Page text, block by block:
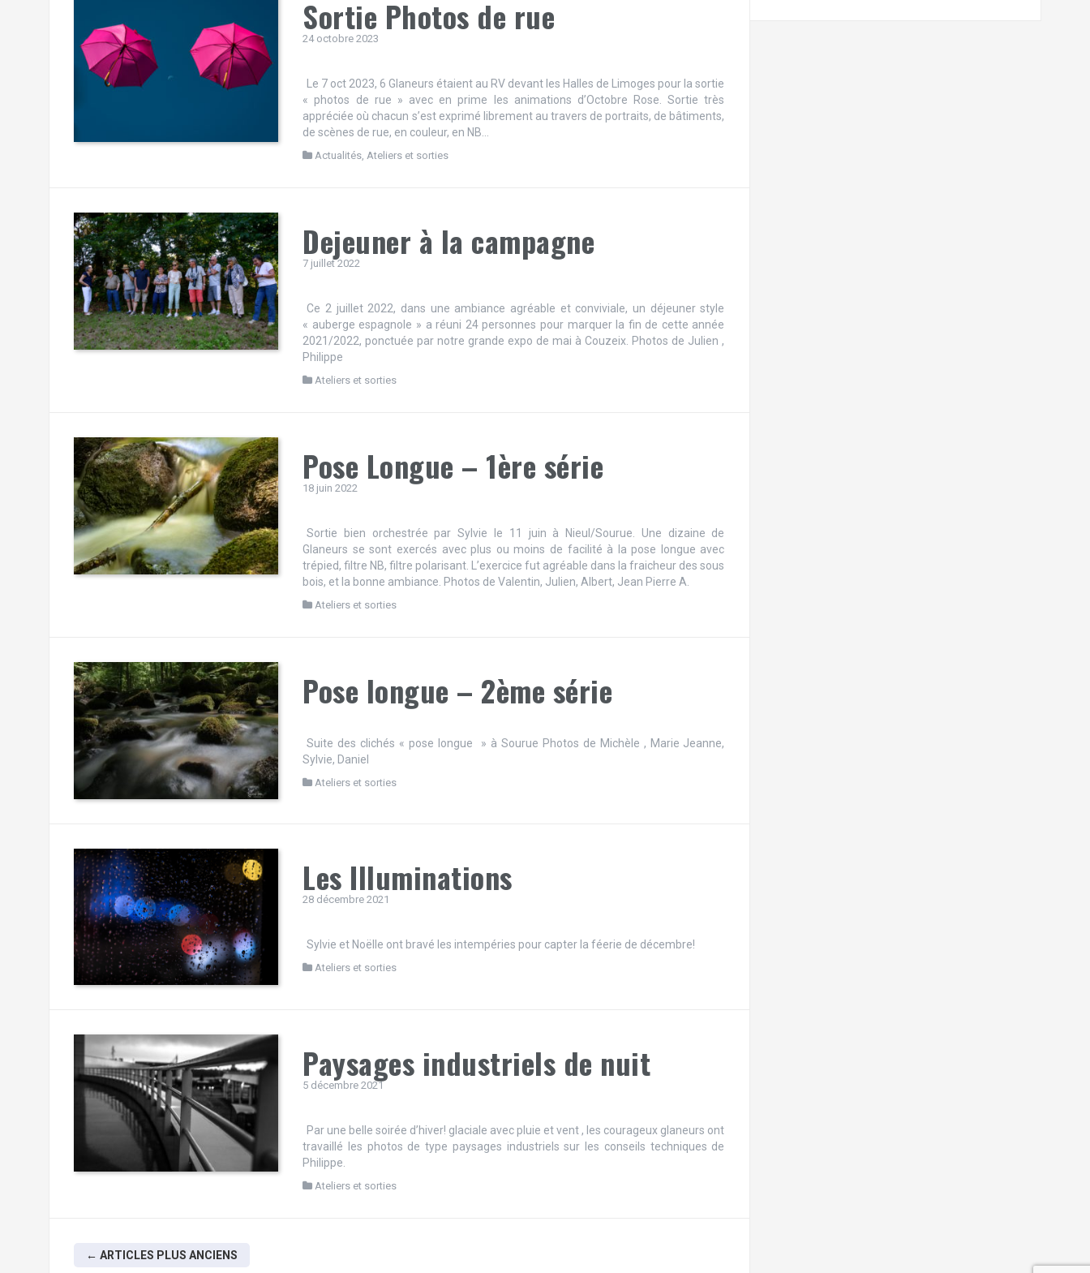
Sortie Photos de rue
24 octobre 2023
Le 7 oct 2023, 6 Glaneurs étaient au RV devant les Halles de Limoges pour la sortie
« photos de rue » avec en prime les animations d’Octobre Rose. Sortie très
appréciée où chacun s’est exprimé librement au travers de portraits, de bâtiments,
de scènes de rue, en couleur, en NB…
Actualités,Ateliers et sorties
Dejeuner à la campagne
7 juillet 2022
Ce 2 juillet 2022, dans une ambiance agréable et conviviale, un déjeuner style
« auberge espagnole » a réuni 24 personnes pour marquer la fin de cette année
2021/2022, ponctuée par notre grande expo de mai à Couzeix. Photos de Julien ,
Philippe
Ateliers et sorties
Pose Longue – 1ère série
18 juin 2022
Sortie bien orchestrée par Sylvie le 11 juin à Nieul/Sourue. Une dizaine de
Glaneurs se sont exercés avec plus ou moins de facilité à la pose longue avec
trépied, filtre NB, filtre polarisant. L’exercice fut agréable dans la fraicheur des sous
bois, et la bonne ambiance. Photos de Valentin, Julien, Albert, Jean Pierre A.
Ateliers et sorties
Pose longue – 2ème série
Suite des clichés « pose longue » à Sourue Photos de Michèle , Marie Jeanne,
Sylvie, Daniel
Ateliers et sorties
Les Illuminations
28 décembre 2021
Sylvie et Noëlle ont bravé les intempéries pour capter la féerie de décembre!
Ateliers et sorties
Paysages industriels de nuit
5 décembre 2021
Par une belle soirée d’hiver! glaciale avec pluie et vent , les courageux glaneurs ont
travaillé les photos de type paysages industriels sur les conseils techniques de
Philippe.
Ateliers et sorties
Navigation
← ARTICLES PLUS ANCIENS